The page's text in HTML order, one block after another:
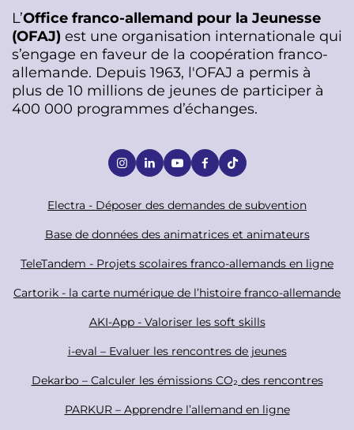
L’Office franco-allemand pour la Jeunesse
(OFAJ) est une organisation internationale qui
s’engage en faveur de la coopération franco-
allemande. Depuis 1963, l'OFAJ a permis à
plus de 10 millions de jeunes de participer à
400 000 programmes d’échanges.
ao
e
Electra - Déposer des demandes de subvention
Base de données des animatrices et animateurs
TeleTandem - Projets scolaires franco-allemands en ligne
Cartorik - la carte numérique de l’histoire franco-allemande
AKI-App - Valoriser les soft skills
i-eval – Evaluer les rencontres de jeunes
Dekarbo – Calculer les émissions CO₂ des rencontres
PARKUR – Apprendre l’allemand en ligne